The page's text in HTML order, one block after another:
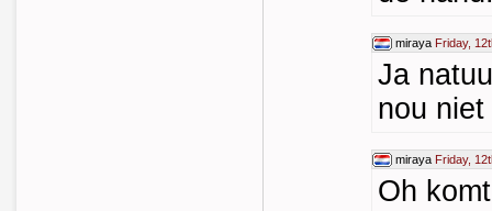
miraya Friday,
Ja
nou
miraya Friday,
Oh